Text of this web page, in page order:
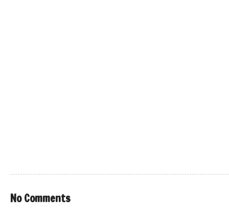
No Comments